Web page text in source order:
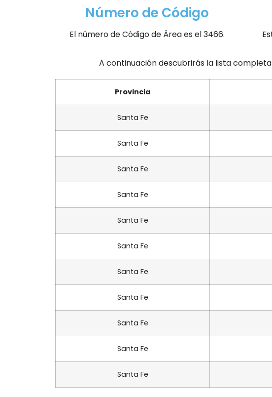
Número de Código
El número de Código de Área es el 3466.
A continuación descubrirás la lista
Provincia
Santa Fe
Santa Fe
Santa Fe
Santa Fe
Santa Fe
Santa Fe
Santa Fe
Santa Fe
Santa Fe
Santa Fe
Santa Fe